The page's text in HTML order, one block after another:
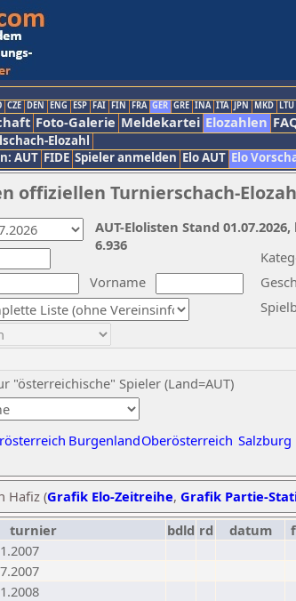
CZE DEN ENG ESP FAI FIN FRA GER GRE INA ITA JPN MKD LTU
Foto-Galerie Meldekartei Elozahlen
Elozahl
AUT FIDE Spieler anmelden Elo AUT Elo
offiziellen Turnierschach-
Vorname
"österreichische" Spieler (Land=AUT)
BurgenlandOberösterreich Salzburg
AUT-Elolisten Stand
6.936
Hafiz (Grafik Elo-Zeitreihe, Grafik Partie-
turnier bdld rd datum f